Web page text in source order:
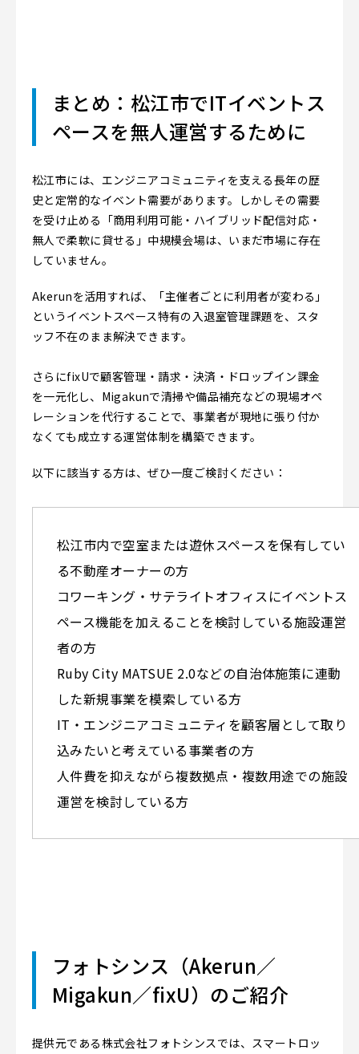
まとめ：松江市でITイベントス
ペースを無人運営するために
松江市には、エンジニアコミュニティを支える長年の歴
史と定常的なイベント需要があります。しかしその需要
を受け止める「商用利用可能・ハイブリッド配信対応・
無人で柔軟に貸せる」中規模会場は、いまだ市場に存在
していません。
Akerunを活用すれば、「主催者ごとに利用者が変わる」
というイベントスペース特有の入退室管理課題を、スタ
ッフ不在のまま解決できます。
さらにfixUで顧客管理・請求・決済・ドロップイン課金
を一元化し、Migakunで清掃や備品補充などの現場オペ
レーションを代行することで、事業者が現地に張り付か
なくても成立する運営体制を構築できます。
以下に該当する方は、ぜひ一度ご検討ください：
松江市内で空室または遊休スペースを保有してい
る不動産オーナーの方
コワーキング・サテライトオフィスにイベントス
ペース機能を加えることを検討している施設運営
者の方
Ruby City MATSUE 2.0などの自治体施策に連動
した新規事業を模索している方
IT・エンジニアコミュニティを顧客層として取り
込みたいと考えている事業者の方
人件費を抑えながら複数拠点・複数用途での施設
運営を検討している方
フォトシンス（Akerun／
Migakun／fixU）のご紹介
提供元である株式会社フォトシンスでは、スマートロッ